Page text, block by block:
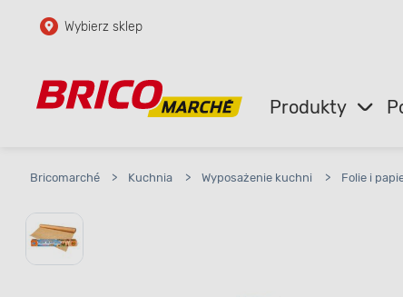
Przejdź do głównej zawartości
Przejdź do wyszukiwarki
Wybierz sklep
Produkty
Bricomarché > Kuchnia > Wyposażenie kuchni > Folie i